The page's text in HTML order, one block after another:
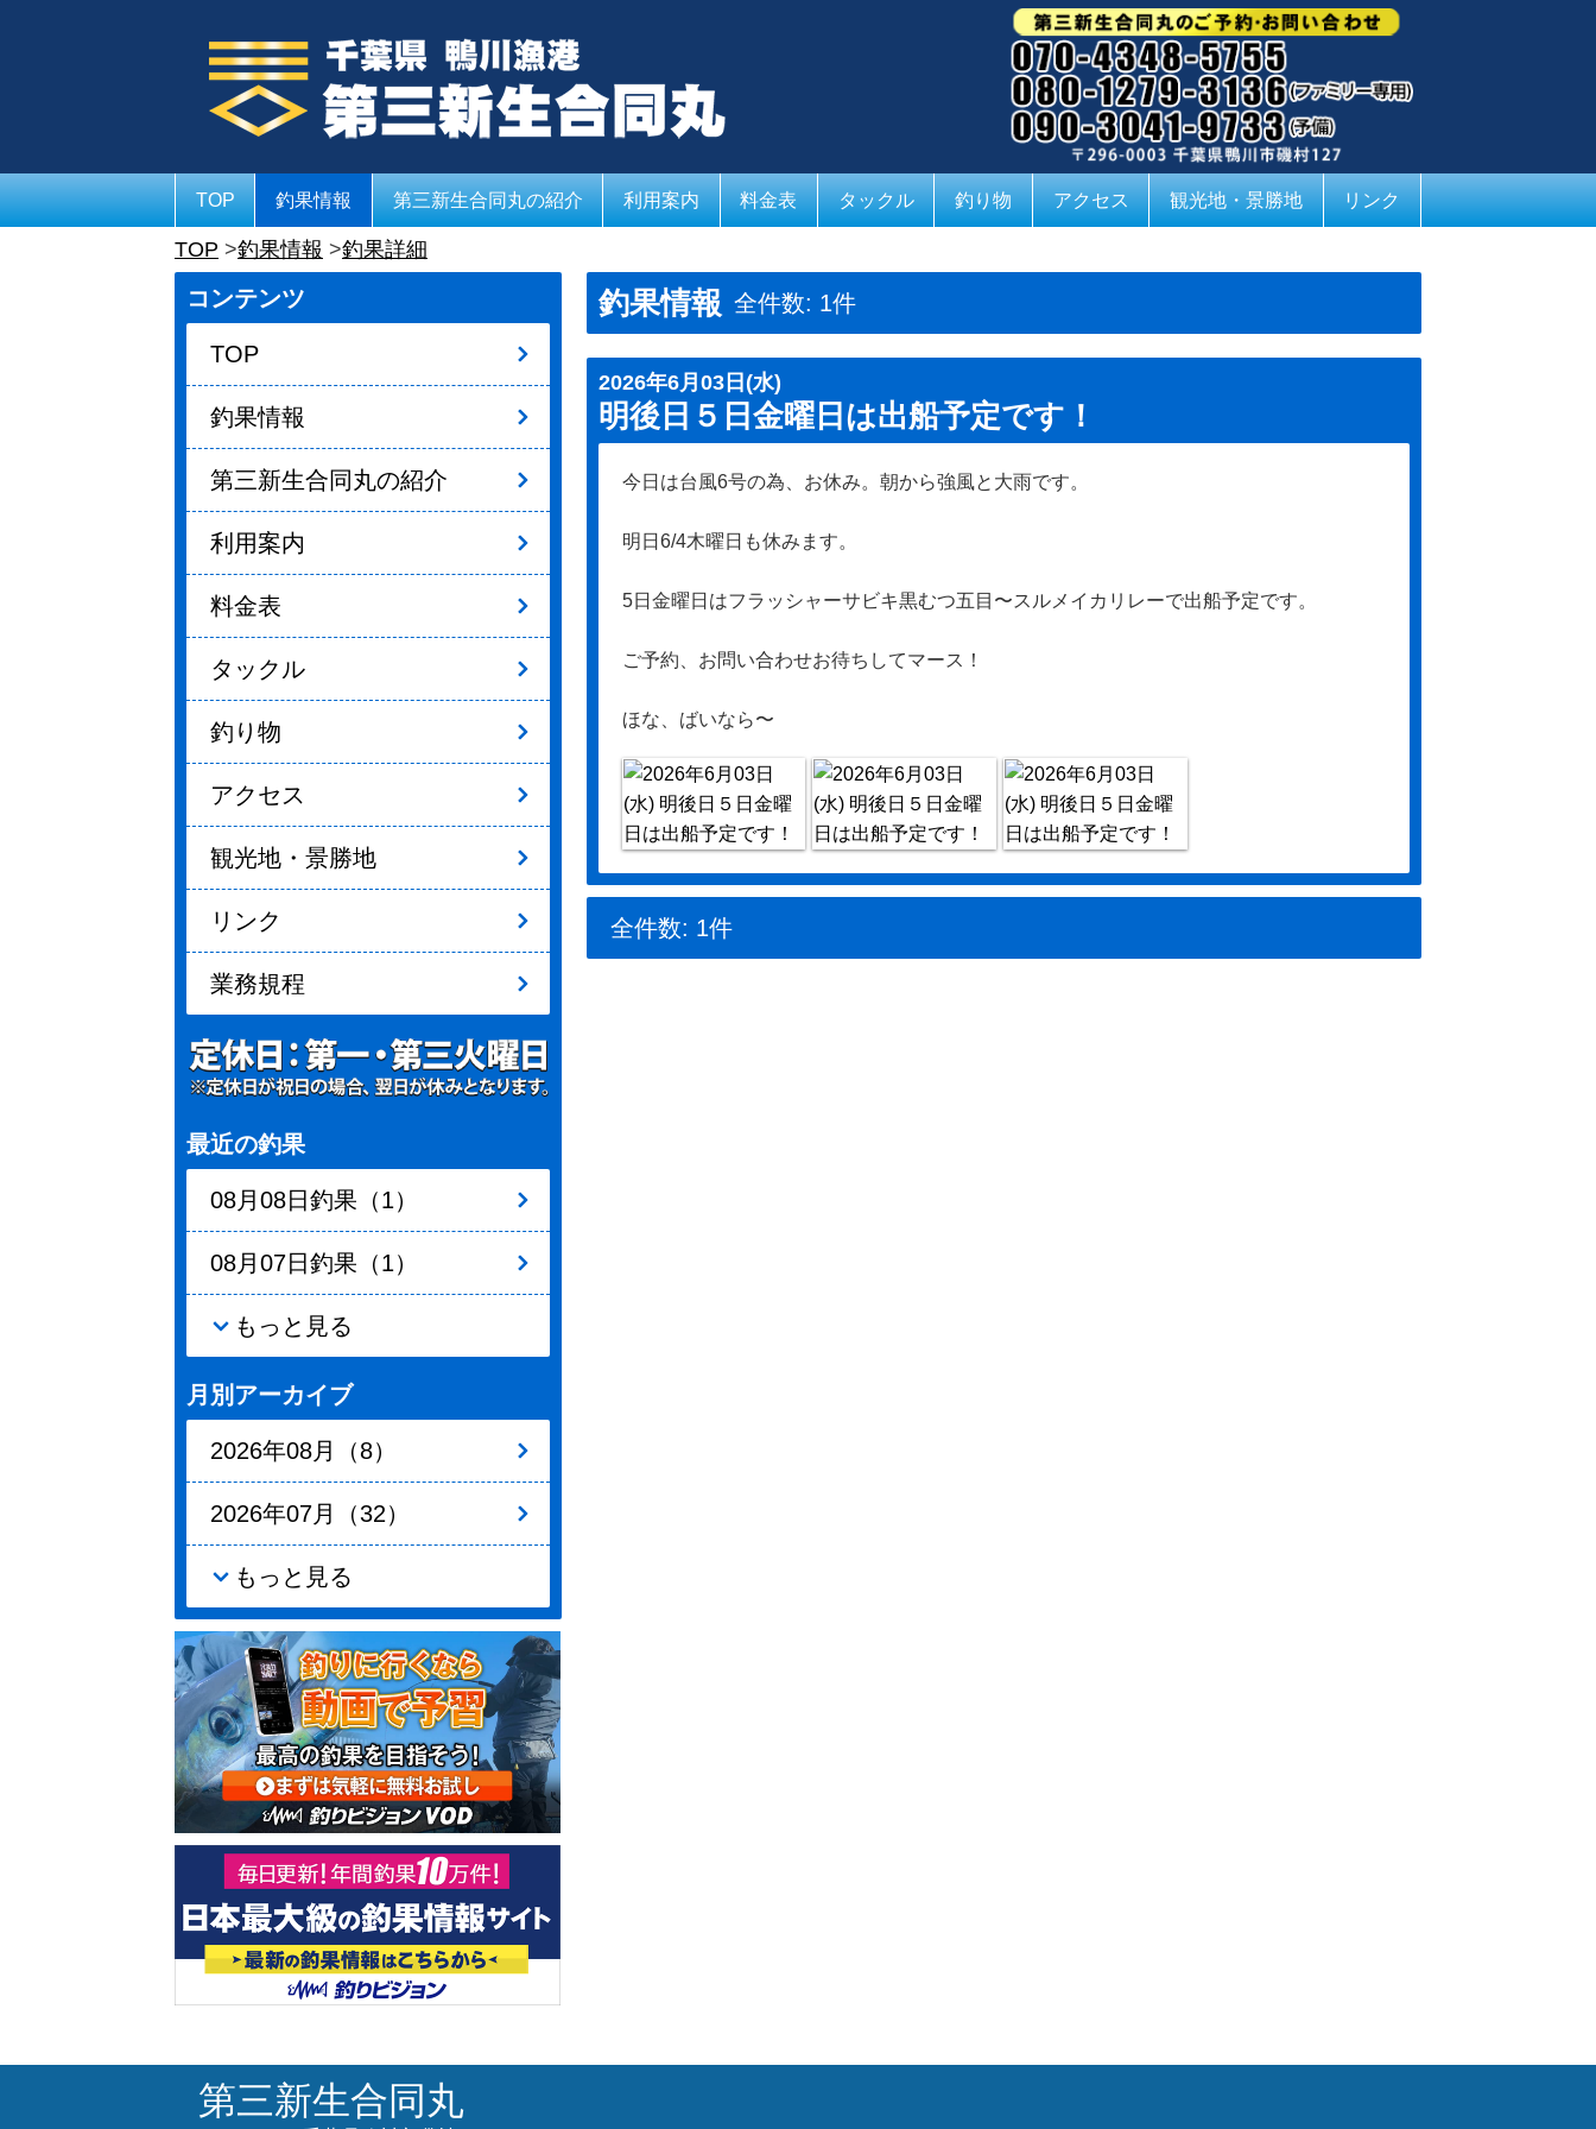
TOP 釣果情報 第三新生合同丸の紹介 利用案内 料金表 タックル 釣り物 アクセス 観光地・景勝地 リンク
TOP 釣果情報 釣果詳細
釣果情報 全件数: 1件
2026年6月03日(水)
明後日５日金曜日は出船予定です！
今日は台風6号の為、お休み。朝から強風と大雨です。
明日6/4木曜日も休みます。
5日金曜日はフラッシャーサビキ黒むつ五目〜スルメイカリレーで出船予定です。
ご予約、お問い合わせお待ちしてマース！
ほな、ばいなら〜
全件数: 1件
コンテンツ
TOP
釣果情報
第三新生合同丸の紹介
利用案内
料金表
タックル
釣り物
アクセス
観光地・景勝地
リンク
業務規程
最近の釣果
08月08日釣果（1）
08月07日釣果（1）
もっと見る
月別アーカイブ
2026年08月（8）
2026年07月（32）
もっと見る
第三新生合同丸